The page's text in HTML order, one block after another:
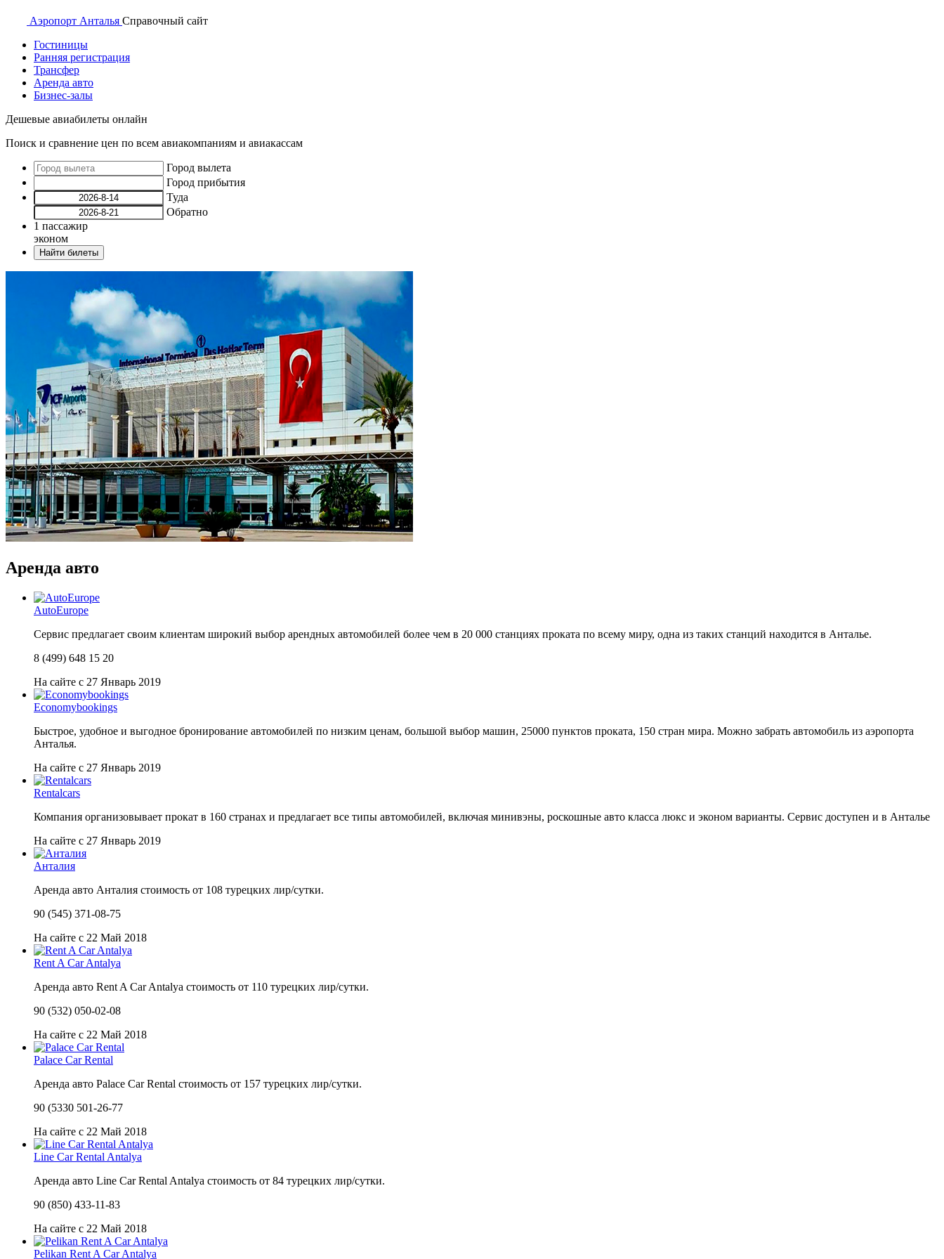
Аэропорт Анталья Справочный сайт
Гостиницы
Ранняя регистрация
Трансфер
Аренда авто
Бизнес-залы
Дешевые авиабилеты онлайн
Поиск и сравнение цен по всем авиакомпаниям и авиакассам
Город вылета
Город прибытия
Туда
Обратно
1 пассажир
эконом
Найти билеты
Аренда авто
AutoEurope
Сервис предлагает своим клиентам широкий выбор арендных автомобилей более чем в 20 000 станциях проката по всему миру, одна из таких станций находится в Анталье.
8 (499) 648 15 20
На сайте с 27 Январь 2019
Economybookings
Быстрое, удобное и выгодное бронирование автомобилей по низким ценам, большой выбор машин, 25000 пунктов проката, 150 стран мира. Можно забрать автомобиль из аэропорта
Анталья.
На сайте с 27 Январь 2019
Rentalcars
Компания организовывает прокат в 160 странах и предлагает все типы автомобилей, включая минивэны, роскошные авто класса люкс и эконом варианты. Сервис доступен и в Анталье
На сайте с 27 Январь 2019
Анталия
Аренда авто Анталия стоимость от 108 турецких лир/сутки.
90 (545) 371-08-75
На сайте с 22 Май 2018
Rent A Car Antalya
Аренда авто Rent A Car Antalya стоимость от 110 турецких лир/сутки.
90 (532) 050-02-08
На сайте с 22 Май 2018
Palace Car Rental
Аренда авто Palace Car Rental стоимость от 157 турецких лир/сутки.
90 (5330 501-26-77
На сайте с 22 Май 2018
Line Car Rental Antalya
Аренда авто Line Car Rental Antalya стоимость от 84 турецких лир/сутки.
90 (850) 433-11-83
На сайте с 22 Май 2018
Pelikan Rent A Car Antalya